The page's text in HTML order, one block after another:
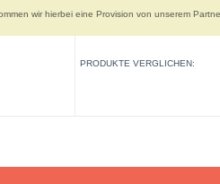
wir hierbei eine Provision von unserem
PRODUKTE VERGLICHEN: